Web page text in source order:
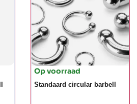
Op voorraad
Standaard circular barbell